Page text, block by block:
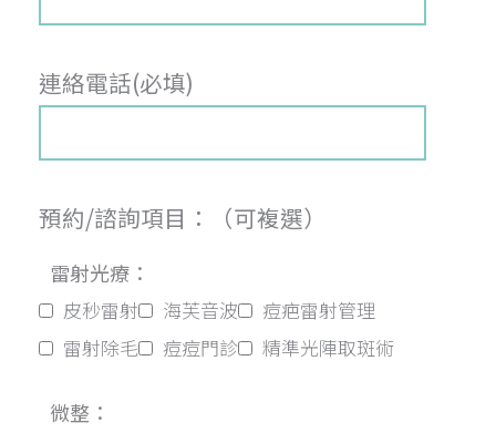
連絡電話(必填)
預約/諮詢項目：（可複選）
雷射光療：
皮秒雷射 海芙音波
痘疤雷射管理
雷射除毛
痘痘門診 精準光陣取斑術
微整：